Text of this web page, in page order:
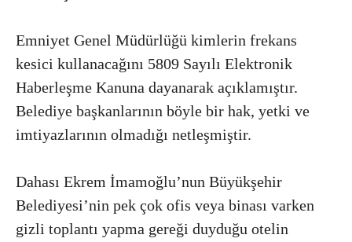
Emniyet Genel Müdürlüğü kimlerin frekans
kesici kullanacağını 5809 Sayılı Elektronik
Haberleşme Kanuna dayanarak açıklamıştır.
Belediye başkanlarının böyle bir hak, yetki ve
imtiyazlarının olmadığı netleşmiştir.
Dahası Ekrem İmamoğlu’nun Büyükşehir
Belediyesi’nin pek çok ofis veya binası varken
gizli toplantı yapma gereği duyduğu otelin